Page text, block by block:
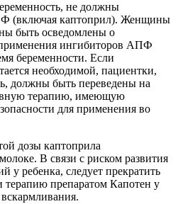
не должны
(включая каптоприл). Женщины
быть осведомлены о
ингибиторов АПФ
беременности. Если
необходимой, пациентки,
должны быть переведены на
терапию, имеющую
для применения во
дозы каптоприла
В связи с риском развития
у ребенка, следует прекратить
терапию препаратом Капотен у